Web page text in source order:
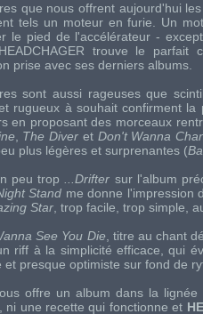
que nous offrent aujourd'hui
tels un moteur en furie. Un
le pied de l'accélérateur -
HEADCHAGER trouve le parfait
prise avec ses derniers albums.
sont aussi rageuses que
rugueux à souhait confirment la
en proposant des morceaux
The Diver et Don't Wanna
plus légères et surprenantes (
peu trop ...Drifter sur l'album
Stand me donne l'impression
Star , trop facile, trop simple,
See You Die , titre au chant
riff à la simplicité efficace, qui
presque optimiste sur fond de
offre un album dans la lignée
une recette qui fonctionne et